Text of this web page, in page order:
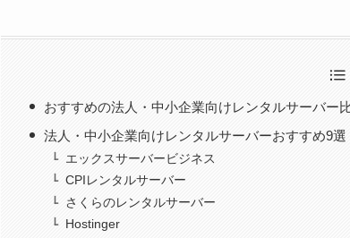
おすすめの法人・中小企業向けレンタルサーバー
法人・中小企業向けレンタルサーバーおすすめ9選
エックスサーバービジネス
CPIレンタルサーバー
さくらのレンタルサーバー
Hostinger